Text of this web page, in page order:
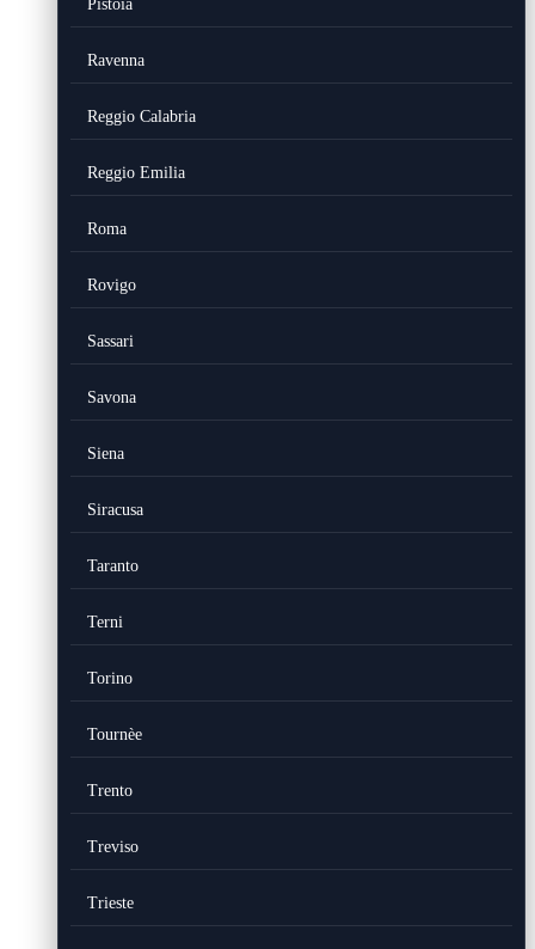
Pistoia
Ravenna
Reggio Calabria
Reggio Emilia
Roma
Rovigo
Sassari
Savona
Siena
Siracusa
Taranto
Terni
Torino
Tournèe
Trento
Treviso
Trieste